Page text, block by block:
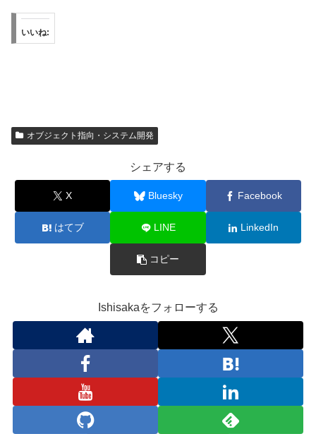
いいね:
オブジェクト指向・システム開発
シェアする
X Bluesky Facebook
はてブ LINE LinkedIn
コピー
Ishisakaをフォローする